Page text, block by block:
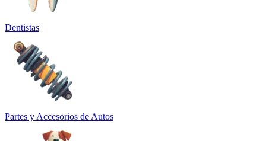
Dentistas
Partes y Accesorios de Autos